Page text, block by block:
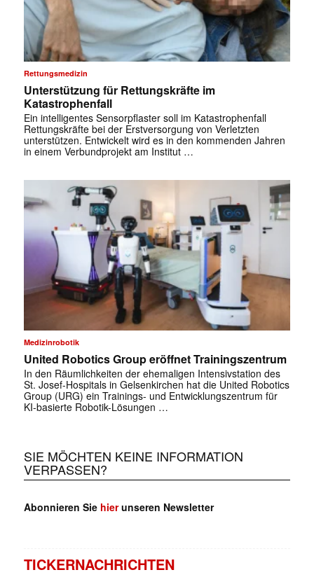
Rettungsmedizin
Unterstützung für Rettungskräfte im
Katastrophenfall
Ein intelligentes Sensorpflaster soll im Katastrophenfall
Rettungskräfte bei der Erstversorgung von Verletzten
unterstützen. Entwickelt wird es in den kommenden Jahren
in einem Verbundprojekt am Institut …
Medizinrobotik
United Robotics Group eröffnet Trainingszentrum
In den Räumlichkeiten der ehemaligen Intensivstation des
St. Josef-Hospitals in Gelsenkirchen hat die United Robotics
Group (URG) ein Trainings- und Entwicklungszentrum für
KI-basierte Robotik-Lösungen …
SIE MÖCHTEN KEINE INFORMATION
VERPASSEN?
Abonnieren Sie hierunseren Newsletter
TICKERNACHRICHTEN